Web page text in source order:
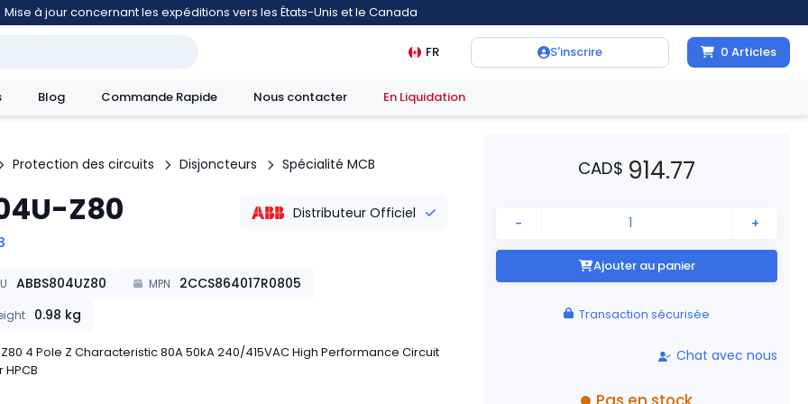
Mise à jour concernant les expéditions vers les États-Unis et le Canada
FR S'inscrire 0 Articles
Blog Commande Rapide Nous contacter En Liquidation
Protection des circuits Disjoncteurs Spécialité MCB
Z80 Distributeur Officiel
ABBS804UZ80 MPN 2CCS864017R0805
0.98 kg
4 Pole Z Characteristic 80A 50kA 240/415VAC High Performance Circuit
CAD$ 914.77
- +
Ajouter au panier
Transaction sécurisée
Chat avec nous